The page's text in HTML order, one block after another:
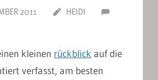
2011
HEIDI
kleinen rückblick auf die
verfasst, am besten